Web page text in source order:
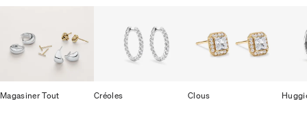
Magasiner Tout Créoles Clous